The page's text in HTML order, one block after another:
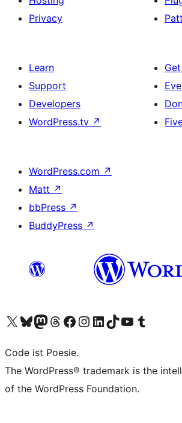
Privacy
Learn
Support
Developers
WordPress.tv ↗
WordPress.com ↗
Matt ↗
bbPress ↗
BuddyPress ↗
Visit our X (formerly Twitter) account
Visit our Bluesky account
Visit our Mastodon account
Visit our Threads account
Visit our Facebook page
Visit our Instagram account
Visit our LinkedIn account
Visit our TikTok account
Visit our YouTube channel
Visit our Tumblr account
Code ist Poesie.
The WordPress® trademark is the
of the WordPress Foundation.